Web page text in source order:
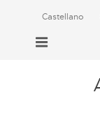
Castellano